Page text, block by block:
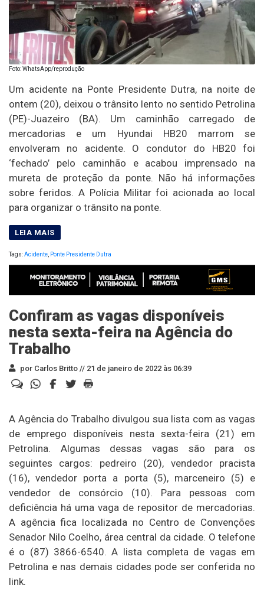
Foto: WhatsApp/reprodução
Um acidente na Ponte Presidente Dutra, na noite de
ontem (20), deixou o trânsito lento no sentido Petrolina
(PE)-Juazeiro (BA). Um caminhão carregado de
mercadorias e um Hyundai HB20 marrom se
envolveram no acidente. O condutor do HB20 foi
‘fechado’ pelo caminhão e acabou imprensado na
mureta de proteção da ponte. Não há informações
sobre feridos. A Polícia Militar foi acionada ao local
para organizar o trânsito na ponte.
Tags:Acidente Ponte Presidente Dutra
Confiram as vagas disponíveis
nesta sexta-feira na Agência do
Trabalho
por Carlos Britto // 21 de janeiro de 2022 às 06:39
A Agência do Trabalho divulgou sua lista com as vagas
de emprego disponíveis nesta sexta-feira (21) em
Petrolina. Algumas dessas vagas são para os
seguintes cargos: pedreiro (20), vendedor pracista
(16), vendedor porta a porta (5), marceneiro (5) e
vendedor de consórcio (10). Para pessoas com
deficiência há uma vaga de repositor de mercadorias.
A agência fica localizada no Centro de Convenções
Senador Nilo Coelho, área central da cidade. O telefone
é o (87) 3866-6540. A lista completa de vagas em
Petrolina e nas demais cidades pode ser conferida no
link.